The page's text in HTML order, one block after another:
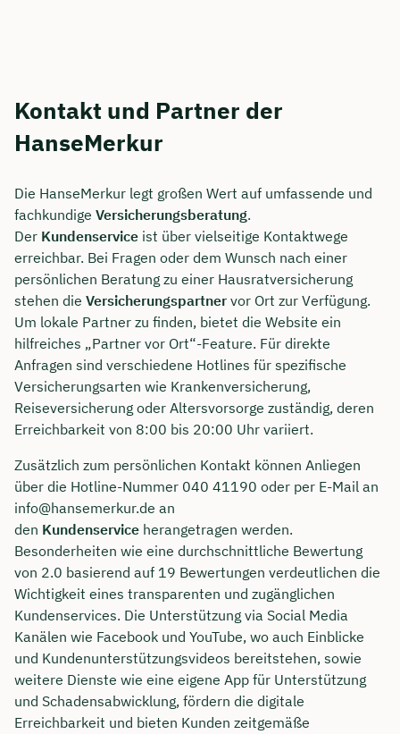
Kontakt und Partner der
HanseMerkur
Die HanseMerkur legt großen Wert auf umfassende und
fachkundige Versicherungsberatung.
Der Kundenservice ist über vielseitige Kontaktwege
erreichbar. Bei Fragen oder dem Wunsch nach einer
persönlichen Beratung zu einer Hausratversicherung
stehen die Versicherungspartner vor Ort zur Verfügung.
Um lokale Partner zu finden, bietet die Website ein
hilfreiches „Partner vor Ort“-Feature. Für direkte
Anfragen sind verschiedene Hotlines für spezifische
Versicherungsarten wie Krankenversicherung,
Reiseversicherung oder Altersvorsorge zuständig, deren
Erreichbarkeit von 8:00 bis 20:00 Uhr variiert.
Zusätzlich zum persönlichen Kontakt können Anliegen
über die Hotline-Nummer 040 41190 oder per E-Mail an
info@hansemerkur.de an
den Kundenservice herangetragen werden.
Besonderheiten wie eine durchschnittliche Bewertung
von 2.0 basierend auf 19 Bewertungen verdeutlichen die
Wichtigkeit eines transparenten und zugänglichen
Kundenservices. Die Unterstützung via Social Media
Kanälen wie Facebook und YouTube, wo auch Einblicke
und Kundenunterstützungsvideos bereitstehen, sowie
weitere Dienste wie eine eigene App für Unterstützung
und Schadensabwicklung, fördern die digitale
Erreichbarkeit und bieten Kunden zeitgemäße